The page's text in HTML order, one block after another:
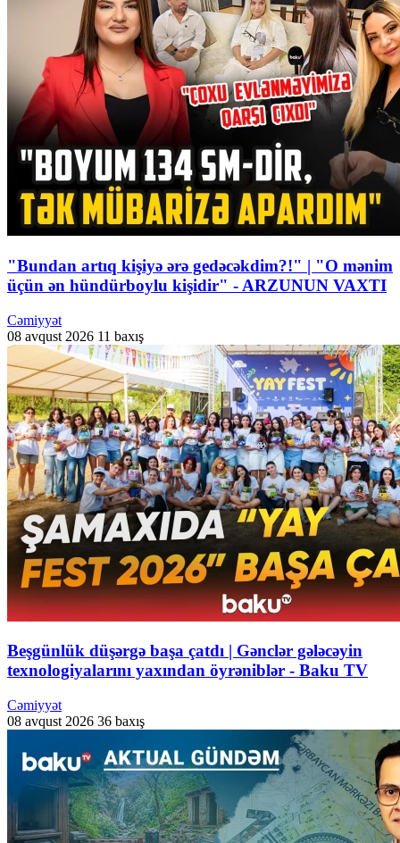
"Bundan artıq kişiyə ərə gedəcəkdim?!" | "O mənim
üçün ən hündürboylu kişidir" - ARZUNUN VAXTI
Cəmiyyət
08 avqust 2026 11 baxış
Beşgünlük düşərgə başa çatdı | Gənclər gələcəyin
texnologiyalarını yaxından öyrəniblər - Baku TV
Cəmiyyət
08 avqust 2026 36 baxış